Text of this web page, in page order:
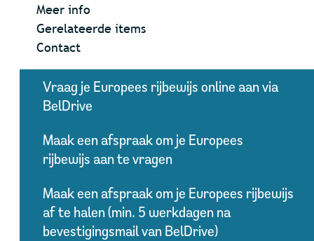
Meer info
Gerelateerde items
Contact
Vraag je Europees rijbewijs online aan via
BelDrive
Maak een afspraak om je Europees
rijbewijs aan te vragen
Maak een afspraak om je Europees rijbewijs
af te halen (min. 5 werkdagen na
bevestigingsmail van BelDrive)